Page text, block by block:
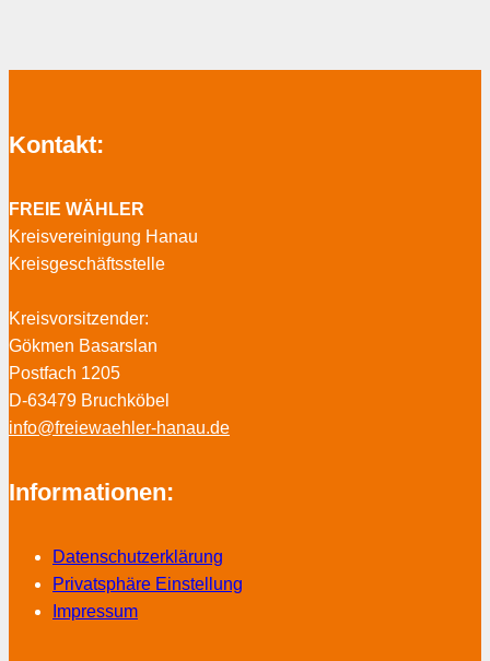
Kontakt:
FREIE WÄHLER
Kreisvereinigung Hanau
Kreisgeschäftsstelle
Kreisvorsitzender:
Gökmen Basarslan
Postfach 1205
D-63479 Bruchköbel
info@freiewaehler-hanau.de
Informationen:
Datenschutzerklärung
Privatsphäre Einstellung
Impressum